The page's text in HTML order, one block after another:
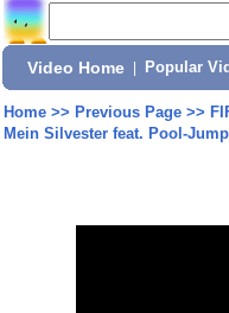
Video Home Popular
Home>> Previous Page>>
Mein Silvester feat. Pool-